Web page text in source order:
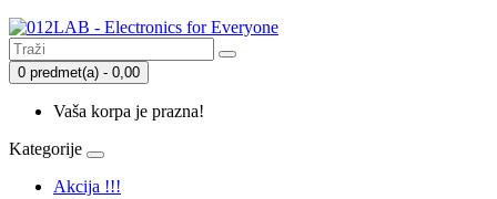
0 predmet(a) - 0,00
Vaša korpa je prazna!
Kategorije
Akcija !!!